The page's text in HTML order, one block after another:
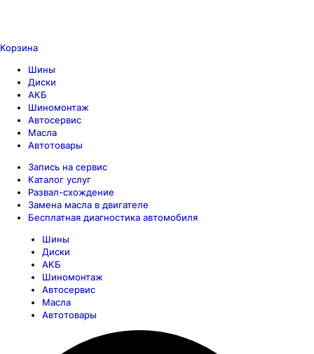
Корзина
Шины
Диски
АКБ
Шиномонтаж
Автосервис
Масла
Автотовары
Запись на сервис
Каталог услуг
Развал-схождение
Замена масла в двигателе
Бесплатная диагностика автомобиля
Шины
Диски
АКБ
Шиномонтаж
Автосервис
Масла
Автотовары